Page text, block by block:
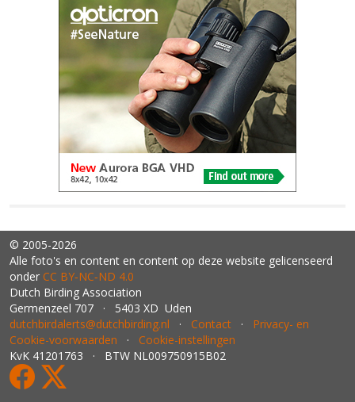
© 2005-2026
Alle foto's en content en content op deze website gelicenseerd
onder CC BY‑NC‑ND 4.0
Dutch Birding Association
Germenzeel 707 · 5403 XD Uden
dutchbirdalerts@dutchbirding.nl · Contact · Privacy- en
Cookie-voorwaarden · Cookie-instellingen
KvK 41201763 · BTW NL009750915B02